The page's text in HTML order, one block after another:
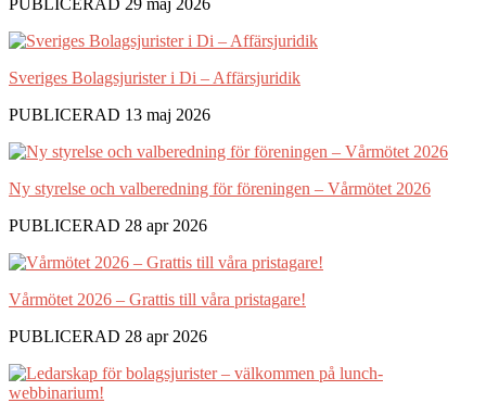
Sveriges Bolagsjurister i Di – Affärsjuridik
PUBLICERAD 13 maj 2026
Ny styrelse och valberedning för föreningen – Vårmötet 2026
PUBLICERAD 28 apr 2026
Vårmötet 2026 – Grattis till våra pristagare!
PUBLICERAD 28 apr 2026